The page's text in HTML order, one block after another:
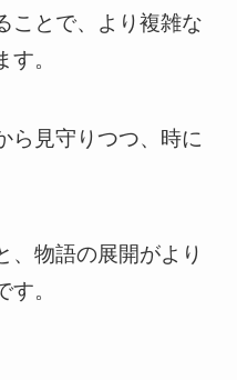
ことで、より複雑な
。
ら見守りつつ、時に
、物語の展開がより
。